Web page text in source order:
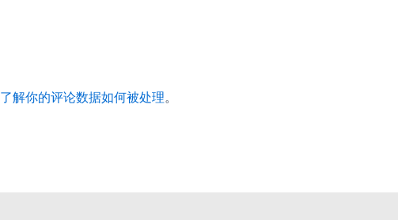
了解你的评论数据如何被处理。